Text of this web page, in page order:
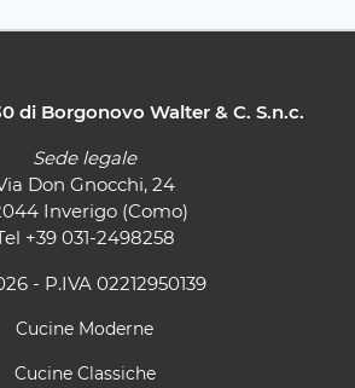
di Borgonovo Walter & C. S.n.c.
Sede legale
Don Gnocchi, 24
Inverigo (Como)
+39 031-2498258
- P.IVA 02212950139
Cucine Moderne
Cucine Classiche